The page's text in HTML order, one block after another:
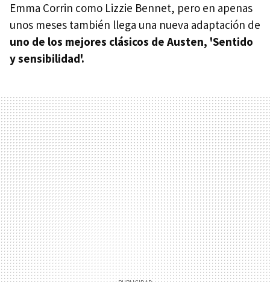
Emma Corrin como Lizzie Bennet, pero en apenas
unos meses también llega una nueva adaptación de
uno de los mejores clásicos de Austen, 'Sentido
y sensibilidad'.